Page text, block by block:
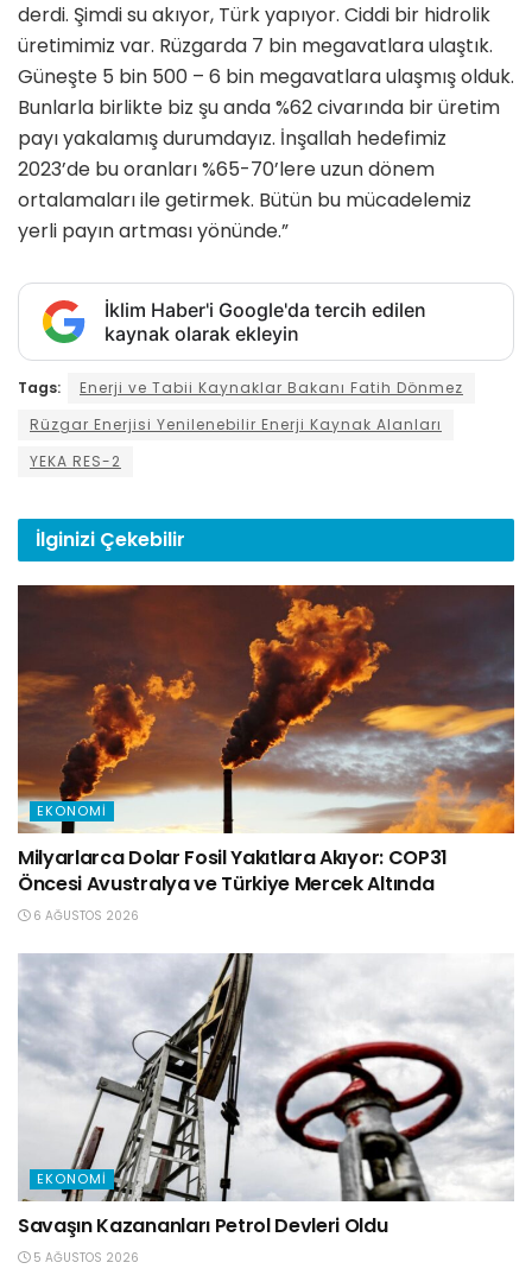
derdi. Şimdi su akıyor, Türk yapıyor. Ciddi bir hidrolik
üretimimiz var. Rüzgarda 7 bin megavatlara ulaştık.
Güneşte 5 bin 500 – 6 bin megavatlara ulaşmış olduk.
Bunlarla birlikte biz şu anda %62 civarında bir üretim
payı yakalamış durumdayız. İnşallah hedefimiz
2023’de bu oranları %65-70’lere uzun dönem
ortalamaları ile getirmek. Bütün bu mücadelemiz
yerli payın artması yönünde.”
İklim Haber'i Google'da tercih edilen
kaynak olarak ekleyin
Tags:
Enerji ve Tabii Kaynaklar Bakanı Fatih Dönmez
Rüzgar Enerjisi Yenilenebilir Enerji Kaynak Alanları
YEKA RES-2
İlginizi Çekebilir
EKONOMI
Milyarlarca Dolar Fosil Yakıtlara Akıyor: COP31
Öncesi Avustralya ve Türkiye Mercek Altında
6 AĞUSTOS 2026
EKONOMI
Savaşın Kazananları Petrol Devleri Oldu
5 AĞUSTOS 2026